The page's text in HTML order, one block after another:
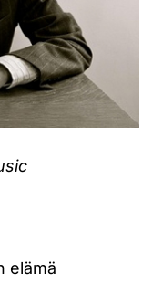
elämä